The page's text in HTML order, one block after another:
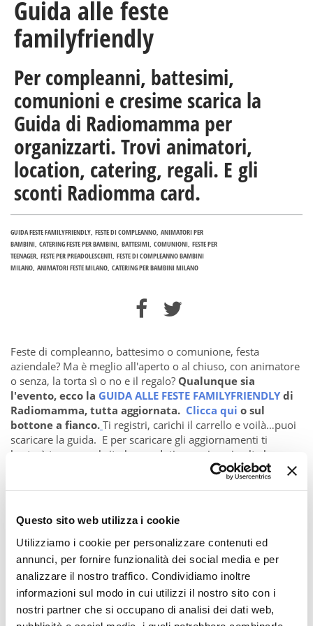
Questo sito web utilizza i cookie
Utilizziamo i cookie per personalizzare contenuti ed
annunci, per fornire funzionalità dei social media e per
analizzare il nostro traffico. Condividiamo inoltre
informazioni sul modo in cui utilizzi il nostro sito con i
nostri partner che si occupano di analisi dei dati web,
Guida alle feste
familyfriendly
Per compleanni, battesimi,
comunioni e cresime scarica la
Guida di Radiomamma per
organizzarti. Trovi animatori,
location, catering, regali. E gli
sconti Radiomma card.
GUIDA FESTE FAMILYFRIENDLY FESTE DI COMPLEANNO ANIMATORI PER
BAMBINI CATERING FESTE PER BAMBINI BATTESIMI COMUNIONI FESTE PER
TEENAGER FESTE PER PREADOLESCENTI FESTE DI COMPLEANNO BAMBINI
MILANO ANIMATORI FESTE MILANO CATERING PER BAMBINI MILANO
Feste di compleanno, battesimo o comunione, festa
aziendale? Ma è meglio all'aperto o al chiuso, con animatore
o senza, la torta sì o no e il regalo? Qualunque sia
l'evento, ecco la GUIDA ALLE FESTE FAMILYFRIENDLY di
Radiomamma, tutta aggiornata. Clicca qui o sul
bottone a fianco. Ti registri, carichi il carrello e voilà…puoi
scaricare la guida. E per scaricare gli aggiornamenti ti
basterà tornare sul sito loggandoti e avrai ogni volta la
FESTE PER BAMBINI E RAGAZZI A
MILANO: LA GUIDA CHE TI AIUTA A
ORGANIZZARE IL TUO EVENTO
Dalle location alla festa sportiva, dai regali alle torte, ecco i
consigli e gli sconti di Radiomamma per organizzare la
festa di tuo figlio.
E ci sono anche
molte proposte per le